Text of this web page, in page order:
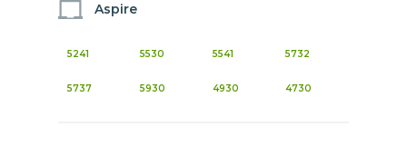
Aspire
5241 5530 5541 5732
5737 5930 4930 4730